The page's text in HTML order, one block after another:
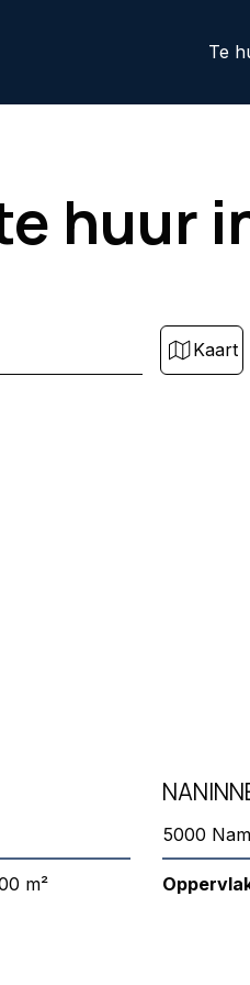
Te
huur
Kaart
m²
5000